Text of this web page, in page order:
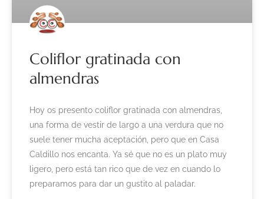
Coliflor gratinada con
almendras
Hoy os presento coliflor gratinada con almendras,
una forma de vestir de largo a una verdura que no
suele tener mucha aceptación, pero que en Casa
Caldillo nos encanta. Ya sé que no es un plato muy
ligero, pero está tan rico que de vez en cuando lo
preparamos para dar un gustito al paladar.